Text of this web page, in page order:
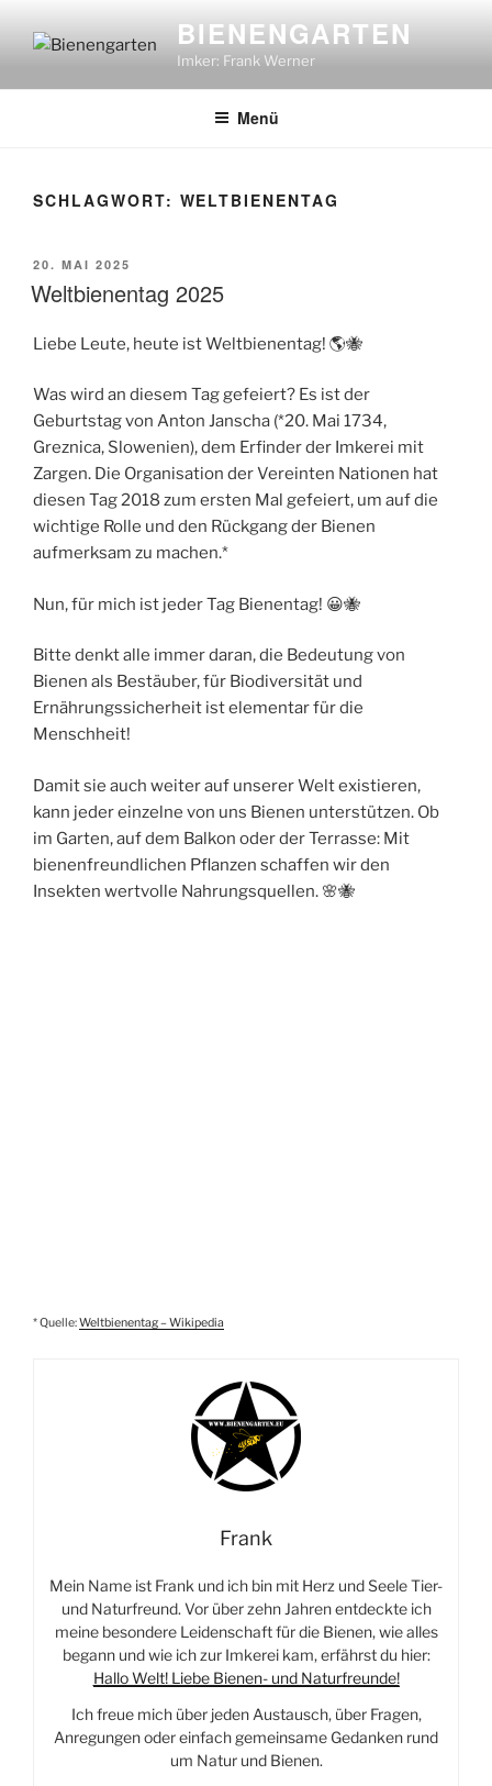
Inhalt
BIENENGARTEN
Imker: Frank Werner
Menü
SCHLAGWORT: WELTBIENENTAG
VERÖFFENTLICHT
AM
20. MAI 2025
Weltbienentag 2025
Liebe Leute, heute ist Weltbienentag! 🌎🐝
Was wird an diesem Tag gefeiert? Es ist der
Geburtstag von Anton Janscha (*20. Mai 1734,
Greznica, Slowenien), dem Erfinder der Imkerei mit
Zargen. Die Organisation der Vereinten Nationen hat
diesen Tag 2018 zum ersten Mal gefeiert, um auf die
wichtige Rolle und den Rückgang der Bienen
aufmerksam zu machen.*
Nun, für mich ist jeder Tag Bienentag! 😀🐝
Bitte denkt alle immer daran, die Bedeutung von
Bienen als Bestäuber, für Biodiversität und
Ernährungssicherheit ist elementar für die
Menschheit!
Damit sie auch weiter auf unserer Welt existieren,
kann jeder einzelne von uns Bienen unterstützen. Ob
im Garten, auf dem Balkon oder der Terrasse: Mit
bienenfreundlichen Pflanzen schaffen wir den
Insekten wertvolle Nahrungsquellen. 🌸🐝
* Quelle:Weltbienentag – Wikipedia
Frank
Mein Name ist Frank und ich bin mit Herz und Seele Tier-
und Naturfreund. Vor über zehn Jahren entdeckte ich
meine besondere Leidenschaft für die Bienen, wie alles
begann und wie ich zur Imkerei kam, erfährst du hier:
Hallo Welt! Liebe Bienen- und Naturfreunde!
Ich freue mich über jeden Austausch, über Fragen,
Anregungen oder einfach gemeinsame Gedanken rund
um Natur und Bienen.